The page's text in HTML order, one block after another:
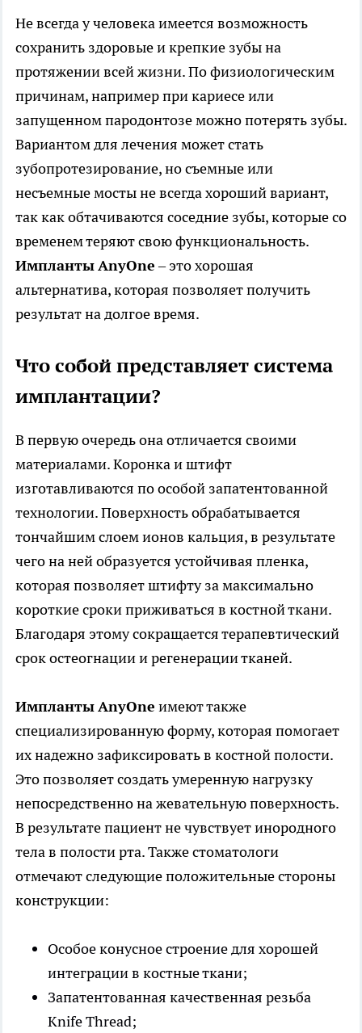
Не всегда у человека имеется возможность
сохранить здоровые и крепкие зубы на
протяжении всей жизни. По физиологическим
причинам, например при кариесе или
запущенном пародонтозе можно потерять зубы.
Вариантом для лечения может стать
зубопротезирование, но съемные или
несъемные мосты не всегда хороший вариант,
так как обтачиваются соседние зубы, которые со
временем теряют свою функциональность.
ИмплантыAnyOne– это хорошая
альтернатива, которая позволяет получить
результат на долгое время.
Что собой представляет система
имплантации?
В первую очередь она отличается своими
материалами. Коронка и штифт
изготавливаются по особой запатентованной
технологии. Поверхность обрабатывается
тончайшим слоем ионов кальция, в результате
чего на ней образуется устойчивая пленка,
которая позволяет штифту за максимально
короткие сроки приживаться в костной ткани.
Благодаря этому сокращается терапевтический
срок остеогнации и регенерации тканей.
ИмплантыAnyOne имеют также
специализированную форму, которая помогает
их надежно зафиксировать в костной полости.
Это позволяет создать умеренную нагрузку
непосредственно на жевательную поверхность.
В результате пациент не чувствует инородного
тела в полости рта. Также стоматологи
отмечают следующие положительные стороны
конструкции:
Особое конусное строение для хорошей
интеграции в костные ткани;
Запатентованная качественная резьба
Knife Thread;